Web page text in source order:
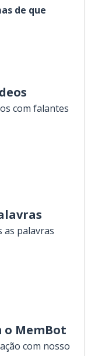
de que
com falantes
as palavras
o MemBot
com nosso